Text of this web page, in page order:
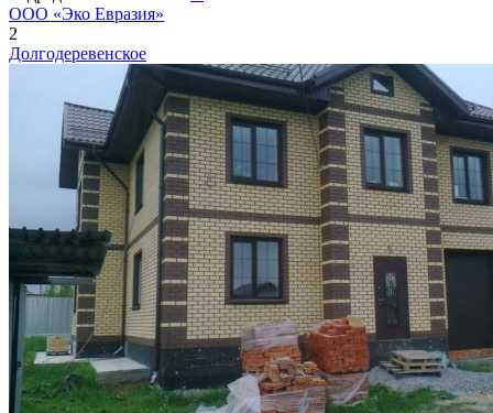
ООО «Эко Евразия»
2
Долгодеревенское